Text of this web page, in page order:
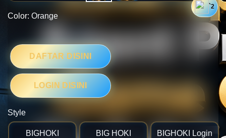
`2
Color: Orange
DAFTAR DISINI
LOGIN DISINI
Style
BIGHOKI BIG HOKI BIGHOKI Login
🎯